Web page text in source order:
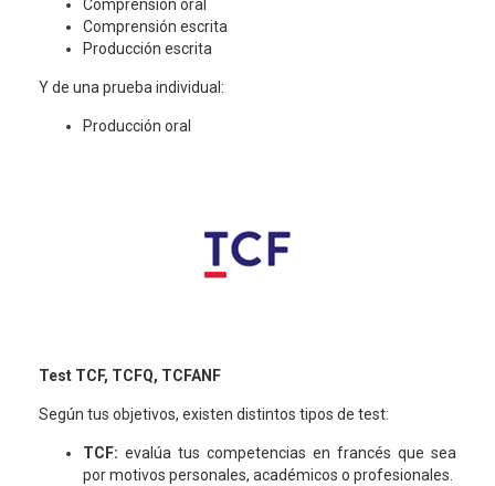
Comprensión oral
Comprensión escrita
Producción escrita
Y de una prueba individual:
Producción oral
Test TCF, TCFQ, TCFANF
Según tus objetivos, existen distintos tipos de test:
TCF: evalúa tus competencias en francés que sea
por motivos personales, académicos o profesionales.